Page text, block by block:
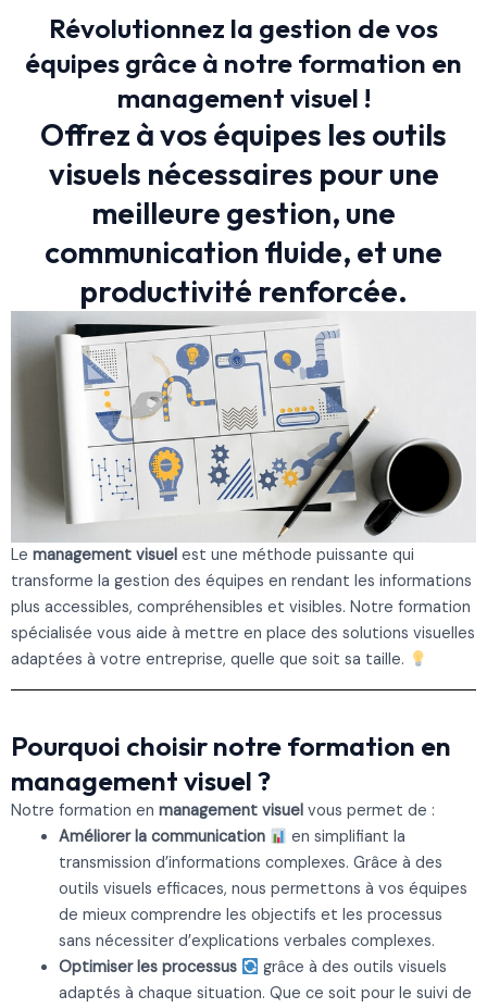
Révolutionnez la gestion de vos
équipes grâce à notre formation en
management visuel !
Offrez à vos équipes les outils
visuels nécessaires pour une
meilleure gestion, une
communication fluide, et une
productivité renforcée.
Le management visuel est une méthode puissante qui
transforme la gestion des équipes en rendant les informations
plus accessibles, compréhensibles et visibles. Notre formation
spécialisée vous aide à mettre en place des solutions visuelles
adaptées à votre entreprise, quelle que soit sa taille.
Pourquoi choisir notre formation en
management visuel ?
Notre formation en management visuel vous permet de :
Améliorer la communication
en simplifiant la
transmission d’informations complexes. Grâce à des
outils visuels efficaces, nous permettons à vos équipes
de mieux comprendre les objectifs et les processus
sans nécessiter d’explications verbales complexes.
Optimiser les processus
grâce à des outils visuels
adaptés à chaque situation. Que ce soit pour le suivi de